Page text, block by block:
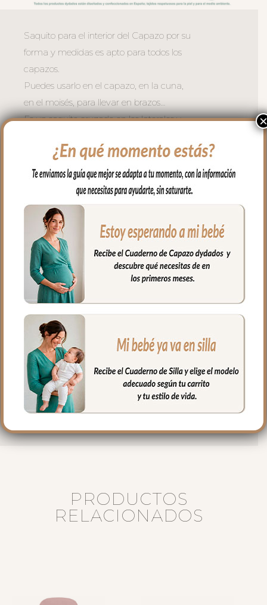
Saquito para el interior del Capazo por su
forma y medidas es apto para todos los
capazos.
Puedes usarlo en el capazo, en la cuna,
en el moisés, para llevar en brazos…
Es un saquito cruzado en los laterales y
apto para todo tipo de capazos.
En los laterales va cerrado con botones y
en la parte de abajo con cremallera para
mayor seguridad.
El tejido exterior en tejido pelo liso; un pelo
corto muy suave y agradable.
Para el tejido del interior puedes elegir en
piqué de algodón o en pelo corto liso.
El relleno del saquito es micro fibra hueca
para mayor confort del bebé y muy
buena transpirabilidad.
Puedes lavar a mano o en lavadora,
siempre agua fría, jabones no abrasivos y
secado al natural.
Medidas:
Alto 78 cm.
PRODUCTOS
RELACIONADOS
×